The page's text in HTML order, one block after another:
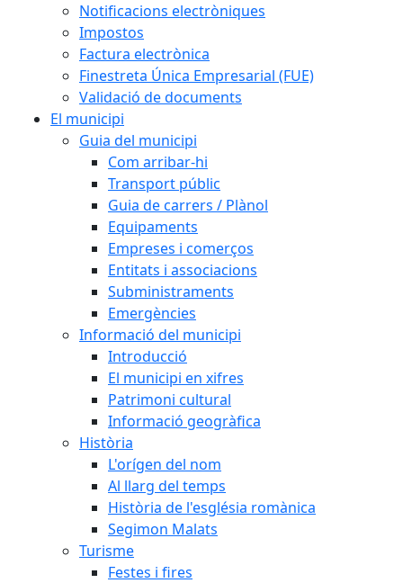
Notificacions electròniques
Impostos
Factura electrònica
Finestreta Única Empresarial (FUE)
Validació de documents
El municipi
Guia del municipi
Com arribar-hi
Transport públic
Guia de carrers / Plànol
Equipaments
Empreses i comerços
Entitats i associacions
Subministraments
Emergències
Informació del municipi
Introducció
El municipi en xifres
Patrimoni cultural
Informació geogràfica
Història
L'orígen del nom
Al llarg del temps
Història de l'església romànica
Segimon Malats
Turisme
Festes i fires